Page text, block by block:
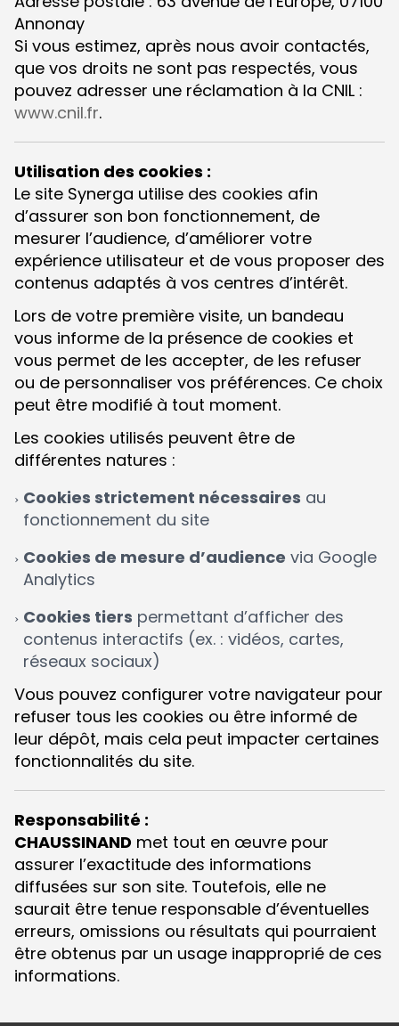
Annonay
Si vous estimez, après nous avoir contactés,
que vos droits ne sont pas respectés, vous
pouvez adresser une réclamation à la CNIL :
www.cnil.fr.
Utilisation des cookies :
Le site Synerga utilise des cookies afin
d’assurer son bon fonctionnement, de
mesurer l’audience, d’améliorer votre
expérience utilisateur et de vous proposer des
contenus adaptés à vos centres d’intérêt.
Lors de votre première visite, un bandeau
vous informe de la présence de cookies et
vous permet de les accepter, de les refuser
ou de personnaliser vos préférences. Ce choix
peut être modifié à tout moment.
Les cookies utilisés peuvent être de
différentes natures :
Cookies strictement nécessaires au
fonctionnement du site
Cookies de mesure d’audience via Google
Analytics
Cookies tiers permettant d’afficher des
contenus interactifs (ex. : vidéos, cartes,
réseaux sociaux)
Vous pouvez configurer votre navigateur pour
refuser tous les cookies ou être informé de
leur dépôt, mais cela peut impacter certaines
fonctionnalités du site.
Responsabilité :
CHAUSSINAND met tout en œuvre pour
assurer l’exactitude des informations
diffusées sur son site. Toutefois, elle ne
saurait être tenue responsable d’éventuelles
erreurs, omissions ou résultats qui pourraient
être obtenus par un usage inapproprié de ces
informations.